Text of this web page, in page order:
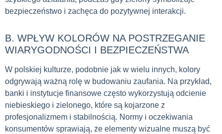
bezpieczeństwo i zachęca do pozytywnej interakcji.
B. WPŁYW KOLORÓW NA POSTRZEGANIE
WIARYGODNOŚCI I BEZPIECZEŃSTWA
W polskiej kulturze, podobnie jak w wielu innych, kolory
odgrywają ważną rolę w budowaniu zaufania. Na przykład,
banki i instytucje finansowe często wykorzystują odcienie
niebieskiego i zielonego, które są kojarzone z
profesjonalizmem i stabilnością. Normy i oczekiwania
konsumentów sprawiają, że elementy wizualne muszą być